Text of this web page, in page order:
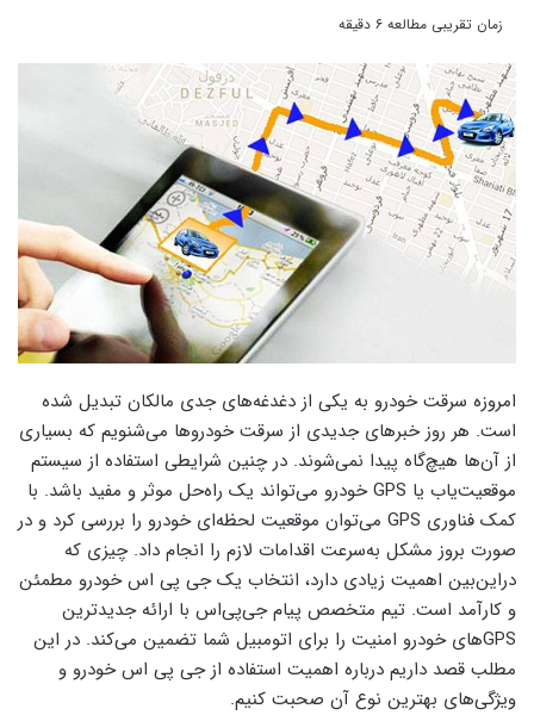
زمان تقریبی مطالعه ۶ دقیقه
امروزه سرقت خودرو به یکی از دغدغه‌های جدی مالکان تبدیل شده
است. هر روز خبرهای جدیدی از سرقت خودروها می‌شنویم که بسیاری
از آن‌ها هیچ‌گاه پیدا نمی‌شوند. در چنین شرایطی استفاده از سیستم
موقعیت‌یاب یا GPS خودرو می‌تواند یک راه‌حل موثر و مفید باشد. با
کمک فناوری GPS می‌توان موقعیت لحظه‌ای خودرو را بررسی کرد و در
صورت بروز مشکل به‌سرعت اقدامات لازم را انجام داد. چیزی که
دراین‌بین اهمیت زیادی دارد، انتخاب یک جی پی اس خودرو مطمئن
و کارآمد است. تیم متخصص پیام جی‌‌پی‌‌اس با ارائه جدیدترین
GPSهای خودرو امنیت را برای اتومبیل شما تضمین می‌کند. در این
مطلب قصد داریم درباره اهمیت استفاده از جی پی اس خودرو و
ویژگی‌های بهترین نوع آن صحبت کنیم.